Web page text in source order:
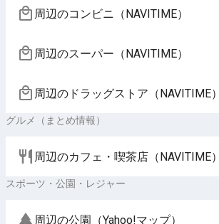
周辺のコンビニ（NAVITIME）
周辺のスーパー（NAVITIME）
周辺のドラッグストア（NAVITIME）
グルメ（まとめ情報）
周辺のカフェ・喫茶店（NAVITIME）
スポーツ・公園・レジャー
周辺の公園（Yahoo!マップ）